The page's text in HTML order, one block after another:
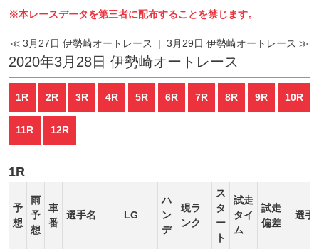
※本レースデータを第三者に配布することを禁じます。
≪ 3月27日 伊勢崎オートレース | 3月29日 伊勢崎オートレース ≫
2020年3月28日 伊勢崎オートレース
1R 2R 3R 4R 5R 6R 7R 8R 9R 10R
11R 12R
1R
予
想
雨
予
想
車
番
選手名 LG
ハ
ン
デ
現ラ
ンク
ス
タ
ー
ト
試走
タイ
ム
試走
偏差
選手